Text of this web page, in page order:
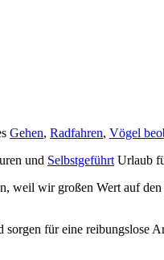
Gehen, Radfahren, Vögel
und Selbstgeführt Urlaub
weil wir großen Wert auf
für eine reibungslose